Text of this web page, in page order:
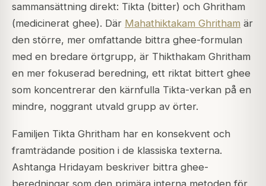
sammansättning direkt: Tikta (bitter) och Ghritham
(medicinerat ghee). Där Mahathiktakam Ghritham är
den större, mer omfattande bittra ghee-formulan
med en bredare örtgrupp, är Thikthakam Ghritham
en mer fokuserad beredning, ett riktat bittert ghee
som koncentrerar den kärnfulla Tikta-verkan på en
mindre, noggrant utvald grupp av örter.
Familjen Tikta Ghritham har en konsekvent och
framträdande position i de klassiska texterna.
Ashtanga Hridayam beskriver bittra ghee-